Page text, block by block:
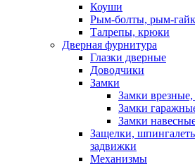
Коуши
Рым-болты, рым-
Талрепы, крюки
Дверная фурнитура
Глазки дверные
Доводчики
Замки
Замки
Замки
Замки
Защелки,
задвижки
Механизмы